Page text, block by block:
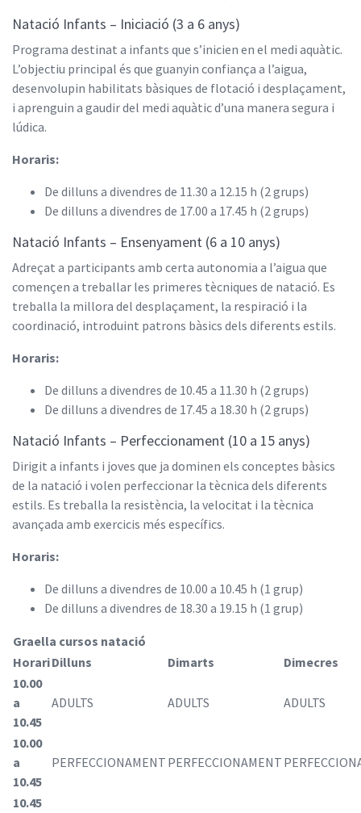
Natació Infants – Iniciació (3 a 6 anys)
Programa destinat a infants que s’inicien en el medi aquàtic.
L’objectiu principal és que guanyin confiança a l’aigua,
desenvolupin habilitats bàsiques de flotació i desplaçament,
i aprenguin a gaudir del medi aquàtic d’una manera segura i
lúdica.
Horaris:
De dilluns a divendres de 11.30 a 12.15 h (2 grups)
De dilluns a divendres de 17.00 a 17.45 h (2 grups)
Natació Infants – Ensenyament (6 a 10 anys)
Adreçat a participants amb certa autonomia a l’aigua que
començen a treballar les primeres tècniques de natació. Es
treballa la millora del desplaçament, la respiració i la
coordinació, introduint patrons bàsics dels diferents estils.
Horaris:
De dilluns a divendres de 10.45 a 11.30 h (2 grups)
De dilluns a divendres de 17.45 a 18.30 h (2 grups)
Natació Infants – Perfeccionament (10 a 15 anys)
Dirigit a infants i joves que ja dominen els conceptes bàsics
de la natació i volen perfeccionar la tècnica dels diferents
estils. Es treballa la resistència, la velocitat i la tècnica
avançada amb exercicis més específics.
Horaris:
De dilluns a divendres de 10.00 a 10.45 h (1 grup)
De dilluns a divendres de 18.30 a 19.15 h (1 grup)
Graella cursos natació
HorariDilluns Dimarts
Dimecres
10.00
a
10.45
ADULTS ADULTS ADULTS
10.00
a
10.45
PERFECCIONAMENT PERFECCIONAMENT
10.45